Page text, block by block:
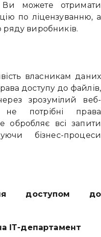
можете отримати
по ліцензуванню, а
ряду виробників.
власникам даних
доступу до файлів,
зрозумілий веб-
потрібні права
обробляє всі запити
бізнес-процеси
доступом до
ІТ-департамент